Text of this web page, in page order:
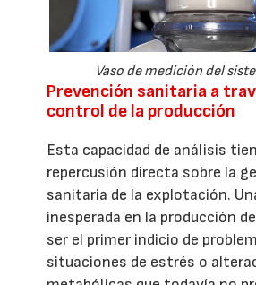
Vaso de medición del
Prevención sanitaria a
control de la producción
Esta capacidad de análisis
repercusión directa sobre la
sanitaria de la explotación.
inesperada en la producción
ser el primer indicio de
situaciones de estrés o